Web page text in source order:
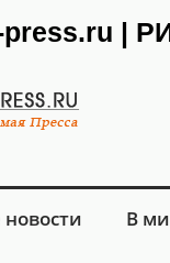
|
новости В